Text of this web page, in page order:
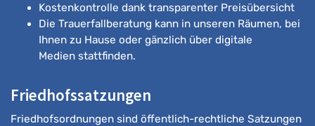
Kostenkontrolle dank transparenter Preisübersicht
Die Trauerfallberatung kann in unseren Räumen, bei
Ihnen zu Hause oder gänzlich über digitale
Medien stattfinden.
Friedhofssatzungen
Friedhofsordnungen sind öffentlich-rechtliche Satzungen